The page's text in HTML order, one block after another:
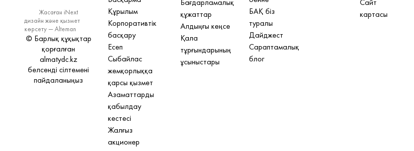
Жасаған iNext
дизайн және қызмет
көрсету — Alteman
© Барлық құқықтар
қорғалған
almatydc.kz
белсенді сілтемені
пайдаланыңыз
Құрылым
Корпоративтік
басқару
Есеп
Сыбайлас
жемқорлыққа
қарсы қызмет
Азаматтарды
қабылдау
кестесі
Жалғыз
акционер
Бағдарламалық
құжаттар
Алдыңғы кеңсе
Қала
тұрғындарының
ұсыныстары
БАҚ біз
туралы
Дайджест
Сараптамалық
блог
Сайт
картасы